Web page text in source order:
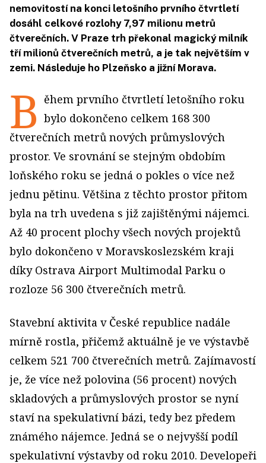
nemovitostí na konci letošního prvního čtvrtletí
dosáhl celkové rozlohy 7,97 milionu metrů
čtverečních. V Praze trh překonal magický milník
tří milionů čtverečních metrů, a je tak největším v
zemi. Následuje ho Plzeňsko a jižní Morava.
B ěhem prvního čtvrtletí letošního roku
bylo dokončeno celkem 168 300
čtverečních metrů nových průmyslových
prostor. Ve srovnání se stejným obdobím
loňského roku se jedná o pokles o více než
jednu pětinu. Většina z těchto prostor přitom
byla na trh uvedena s již zajištěnými nájemci.
Až 40 procent plochy všech nových projektů
bylo dokončeno v Moravskoslezském kraji
díky Ostrava Airport Multimodal Parku o
rozloze 56 300 čtverečních metrů.
Stavební aktivita v České republice nadále
mírně rostla, přičemž aktuálně je ve výstavbě
celkem 521 700 čtverečních metrů. Zajímavostí
je, že více než polovina (56 procent) nových
skladových a průmyslových prostor se nyní
staví na spekulativní bázi, tedy bez předem
známého nájemce. Jedná se o nejvyšší podíl
spekulativní výstavby od roku 2010. Developeři